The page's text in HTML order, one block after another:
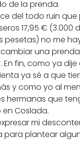
de la prenda.
del todo ruin que
17,95 € (3.000
pesetas) no me
una
En fin, como ya dije
ya sé a que
y como yo al
hermanas que
Coslada.
mi
para plantear